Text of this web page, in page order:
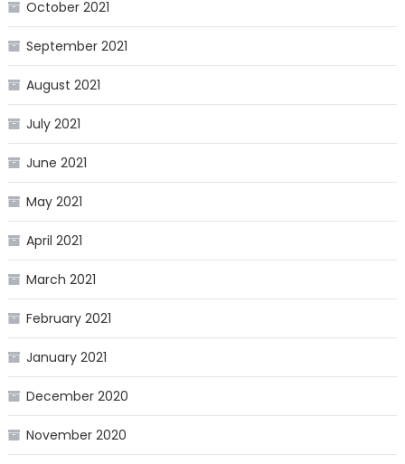
October 2021
September 2021
August 2021
July 2021
June 2021
May 2021
April 2021
March 2021
February 2021
January 2021
December 2020
November 2020